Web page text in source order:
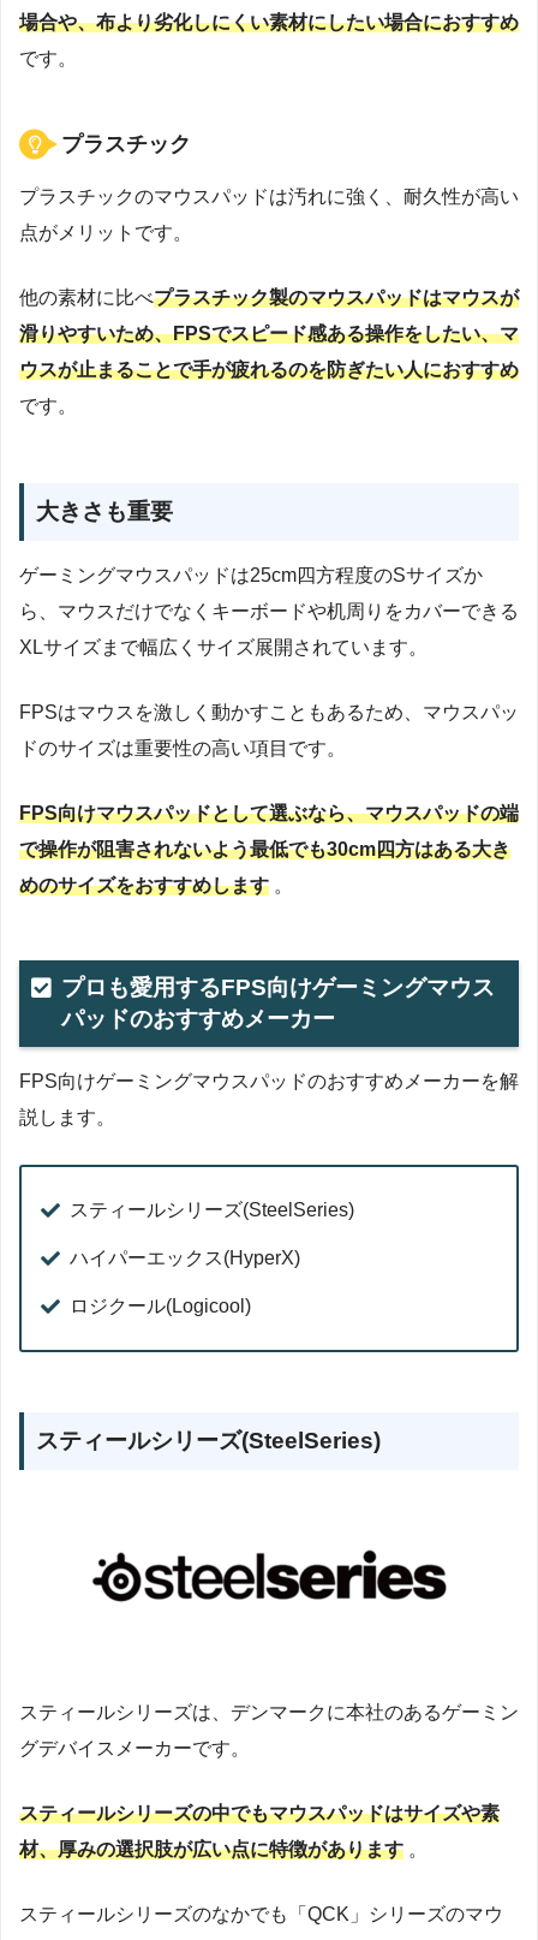
場合や、布より劣化しにくい素材にしたい場合におすすめ
です。
プラスチック
プラスチックのマウスパッドは汚れに強く、耐久性が高い
点がメリットです。
他の素材に比べプラスチック製のマウスパッドはマウスが
滑りやすいため、FPSでスピード感ある操作をしたい、マ
ウスが止まることで手が疲れるのを防ぎたい人におすすめ
です。
大きさも重要
ゲーミングマウスパッドは25cm四方程度のSサイズか
ら、マウスだけでなくキーボードや机周りをカバーできる
XLサイズまで幅広くサイズ展開されています。
FPSはマウスを激しく動かすこともあるため、マウスパッ
ドのサイズは重要性の高い項目です。
FPS向けマウスパッドとして選ぶなら、マウスパッドの端
で操作が阻害されないよう最低でも30cm四方はある大き
めのサイズをおすすめします 。
プロも愛用するFPS向けゲーミングマウス
パッドのおすすめメーカー
FPS向けゲーミングマウスパッドのおすすめメーカーを解
説します。
スティールシリーズ(SteelSeries)
ハイパーエックス(HyperX)
ロジクール(Logicool)
スティールシリーズ(SteelSeries)
スティールシリーズは、デンマークに本社のあるゲーミン
グデバイスメーカーです。
スティールシリーズの中でもマウスパッドはサイズや素
材、厚みの選択肢が広い点に特徴があります 。
スティールシリーズのなかでも「QCK」シリーズのマウ